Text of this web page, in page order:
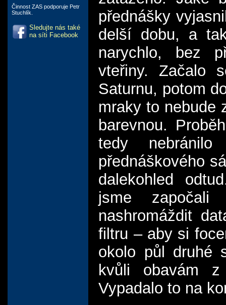
Činnost ZAS podporuje Petr
Stuchlík.
Sledujte nás také
na síti Facebook
přednášky
delší dobu, a
narychlo, bez
vteřiny. Začalo
Saturnu, potom
mraky to nebude
barevnou.
tedy
přednáškového
dalekohled
jsme
nashromáždit
filtru – aby si
okolo půl druhé
kvůli obavám z
Vypadalo to na